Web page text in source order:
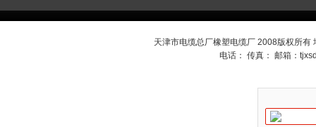
天津市电缆总厂橡塑电缆厂 2008版权所有
电话： 传真： 邮箱：